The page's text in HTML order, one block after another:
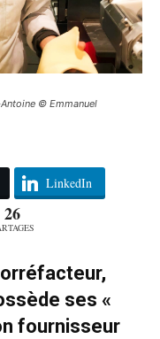
© Emmanuel
LinkedIn
26
ses «
fournisseur